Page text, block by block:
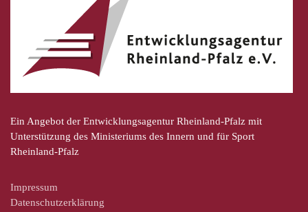
Ein Angebot der Entwicklungsagentur Rheinland-Pfalz mit
Unterstützung des Ministeriums des Innern und für Sport
Rheinland-Pfalz
Impressum
Datenschutzerklärung